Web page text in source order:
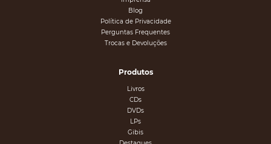
Blog
Política de Privacidade
Perguntas Frequentes
Trocas e Devoluções
Produtos
Livros
CDs
DVDs
LPs
Gibis